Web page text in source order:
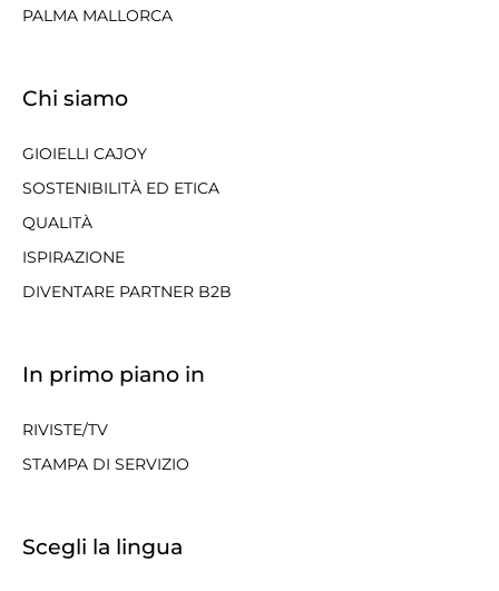
PALMA MALLORCA
Chi siamo
GIOIELLI CAJOY
SOSTENIBILITÀ ED ETICA
QUALITÀ
ISPIRAZIONE
DIVENTARE PARTNER B2B
In primo piano in
RIVISTE/TV
STAMPA DI SERVIZIO
Scegli la lingua